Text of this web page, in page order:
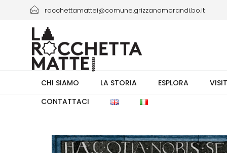
rocchettamattei@comune.grizzanamorandi.bo.it
CHI SIAMO LA STORIA ESPLORA
CONTATTACI